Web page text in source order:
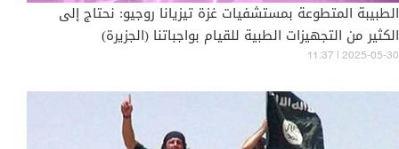
الطبيبة المتطوعة بمستشفيات غزة تيزيانا روجيو: نحتاج إلى
الكثير من التجهيزات الطبية للقيام بواجباتنا (الجزيرة)
11:37 | 2025-05-30